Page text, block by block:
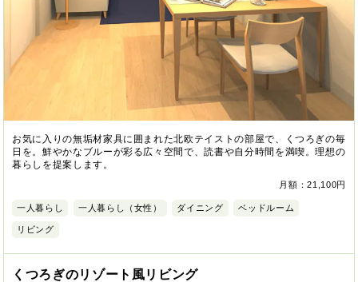
お気に入りの無垢材家具に囲まれた北欧テイストの部屋で、くつろぎの毎
日を。鮮やかなブルーが彩る広々空間で、読書や自分時間を満喫。理想の
暮らしを提案します。
月額：21,100円
一人暮らし 一人暮らし（女性） ダイニング ベッドルーム
リビング
くつろぎのリゾート風リビング